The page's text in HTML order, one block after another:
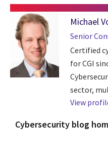
Michael
Senior
Certified
for CGI
sector,
View
Cybersecurity blog